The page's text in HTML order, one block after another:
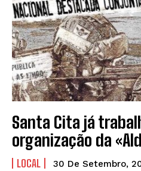
Santa Cita já
organização da
LOCAL 30 De Setembro,